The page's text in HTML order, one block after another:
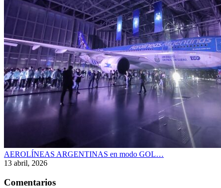
AEROLÍNEAS ARGENTINAS en modo GOL…
13 abril, 2026
Comentarios